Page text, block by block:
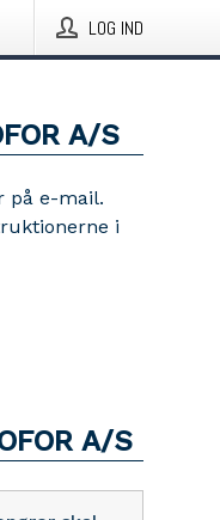
LOG IND
A/S
på e-mail.
i
A/S